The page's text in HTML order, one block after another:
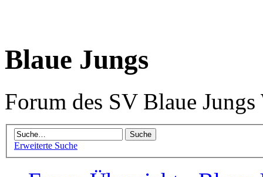
Blaue Jungs
Forum des SV Blaue
Erweiterte Suche